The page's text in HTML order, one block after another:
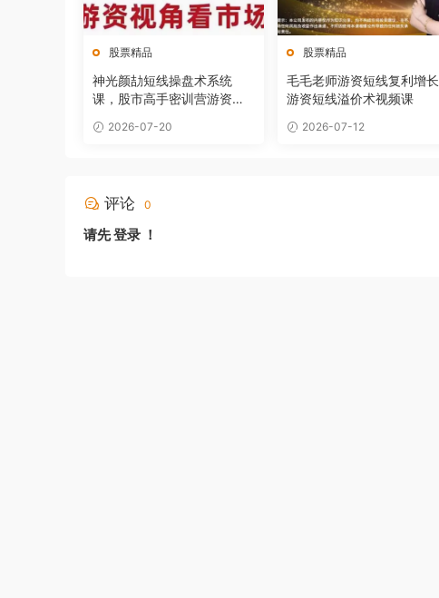
股票精品
神光颜劼短线操盘术系统
课，股市高手密训营游资视
2026-07-20
股票精品
毛毛老师游资短线复利增长
游资短线溢价术视频课
2026-07-12
评论 0
请先登录 ！